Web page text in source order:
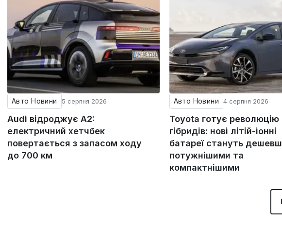
Авто Новини 5 серпня 2026
Audi відроджує A2:
електричний хетчбек
повертається з запасом ходу
до 700 км
Авто Новини 4 серпня 2026
Toyota готує революцію
гібридів: нові літій-іонні
батареї стануть
потужнішими та
компактнішими